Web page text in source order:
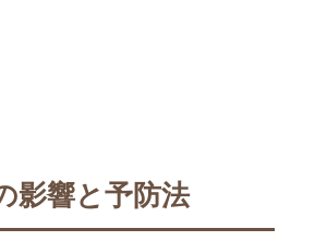
影響と予防法